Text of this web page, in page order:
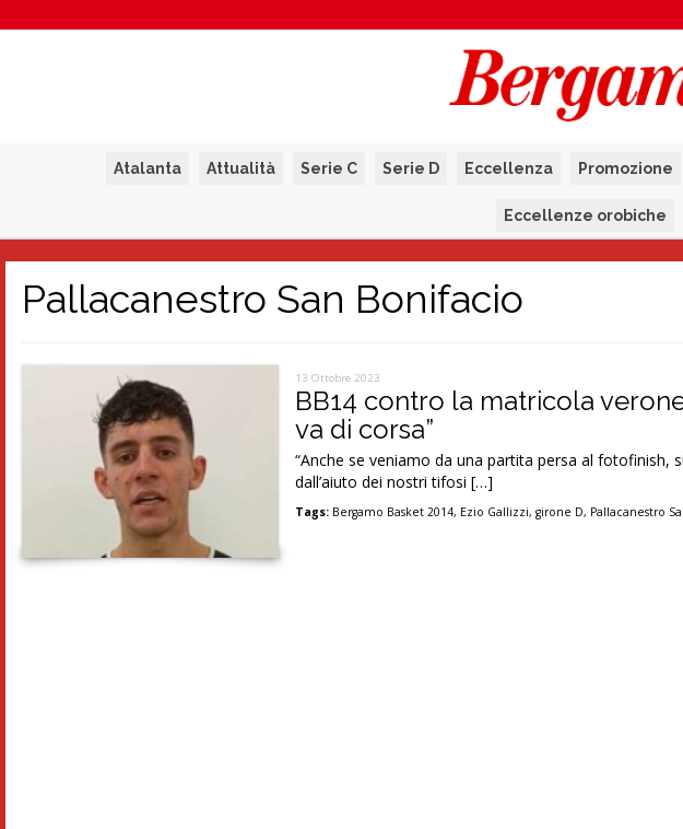
Atalanta Attualità Serie C Serie D Eccellenza Promozione
Eccellenze orobiche
Pallacanestro San Bonifacio
13 Ottobre 2023
BB14 contro la matricola
va di corsa”
“Anche se veniamo da una partita persa al fotofinish,
dall’aiuto dei nostri tifosi […]
Tags: Bergamo Basket 2014, Ezio Gallizzi,girone D, Pallacanestro